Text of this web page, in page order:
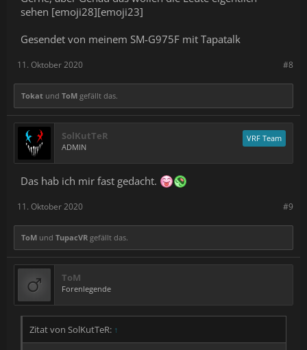
sehen [emoji28][emoji23]
Gesendet von meinem SM-G975F mit Tapatalk
#8
11. Oktober 2020
Tokat und ToM gefällt das.
SolKutTeR
ADMIN
VRF Team
Das hab ich mir fast gedacht.
#9
11. Oktober 2020
ToM und TupacVR gefällt das.
ToM
Forenlegende
Zitat von SolKutTeR: ↑